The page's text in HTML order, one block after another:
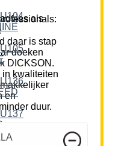
professionals:
daar is stap
doeken
DICKSON.
in kwaliteiten
en
duur.